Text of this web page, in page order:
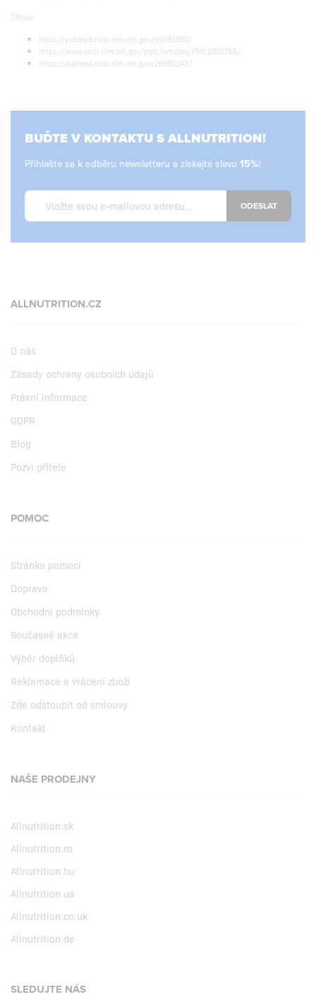
Zdroje:
https://pubmed.ncbi.nlm.nih.gov/19761620/
https://www.ncbi.nlm.nih.gov/pmc/articles/PMC2892765/
https://pubmed.ncbi.nlm.nih.gov/26560342/
BUĎTE V KONTAKTU S ALLNUTRITION!
Přihlašte se k odběru newsletteru a získejte slevu !
ODESLAT
ALLNUTRITION.CZ
O nás
Zásady ochrany osobních údajů
Právní informace
GDPR
Blog
Pozvi přítele
POMOC
Stránka pomoci
Doprava
Obchodní podmínky
Současné akce
Výběr doplňků
Reklamace a vrácení zboží
Zde odstoupit od smlouvy
Kontakt
NAŠE PRODEJNY
Allnutrition.sk
Allnutrition.ro
Allnutrition.hu
Allnutrition.ua
Allnutrition.co.uk
Allnutrition.de
SLEDUJTE NÁS